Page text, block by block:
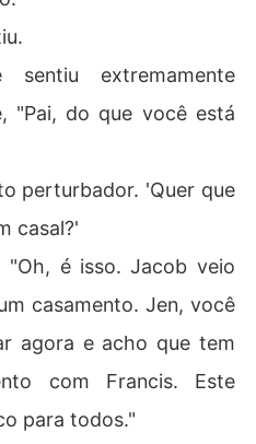
extremamente
"Pai, do que você está
perturbador. 'Quer que
casal?'
"Oh, é isso. Jacob veio
casamento. Jen, você
agora e acho que tem
com Francis. Este
para todos."